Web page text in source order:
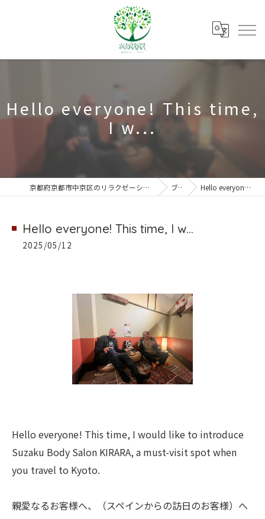
Hello everyone! This time,
I w...
京都府京都市中京区のリラクゼーションなら朱雀ボディーサロンKIRARA ブログ Hello everyone! This time, I w...
Hello everyone! This time, I w...
2025/05/12
Hello everyone! This time, I would like to introduce
Suzaku Body Salon KIRARA, a must-visit spot when
you travel to Kyoto.
親愛なるお客様へ、（スペインからの訪日のお客様）へ